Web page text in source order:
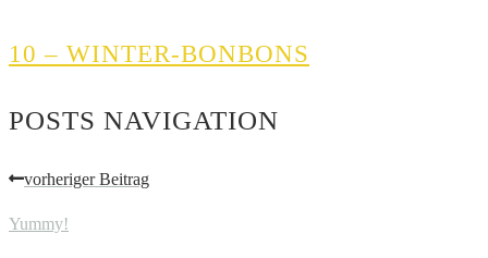
10 – WINTER-BONBONS
POSTS NAVIGATION
vorheriger Beitrag
Yummy!